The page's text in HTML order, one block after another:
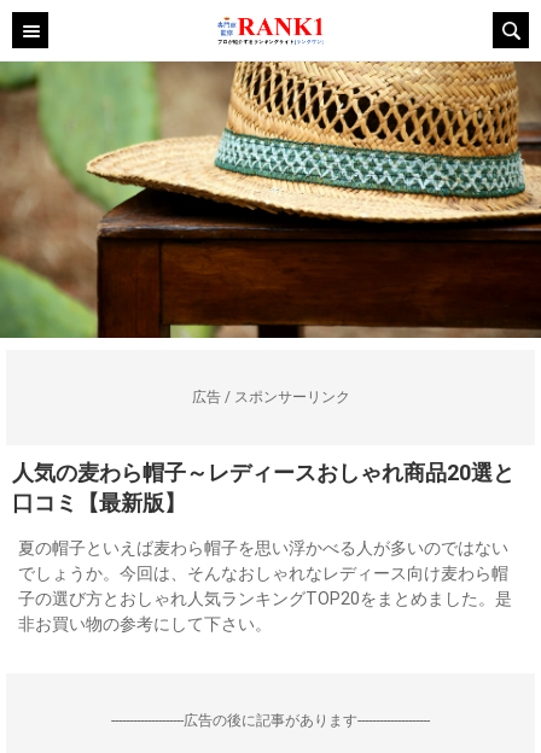
広告 / スポンサーリンク
人気の麦わら帽子～レディースおしゃれ商品20選と
口コミ【最新版】
夏の帽子といえば麦わら帽子を思い浮かべる人が多いのではない
でしょうか。今回は、そんなおしゃれなレディース向け麦わら帽
子の選び方とおしゃれ人気ランキングTOP20をまとめました。是
非お買い物の参考にして下さい。
--------------------広告の後に記事があります--------------------